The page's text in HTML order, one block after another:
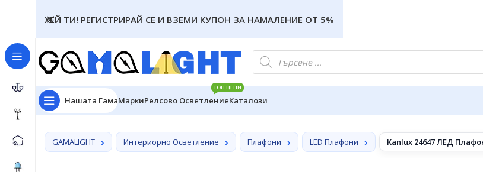
Нашата ГамаМаркиРелсово Осветление
ТОП ЦЕНИ
Каталози
GAMALIGHT Интериорно Осветление Плафони LED Плафони Kanlux 24647 ЛЕД Плафон
ХЕЙ ТИ! РЕГИСТРИРАЙ СЕ И ВЗЕМИ КУПОН ЗА НАМАЛЕНИЕ ОТ 5%